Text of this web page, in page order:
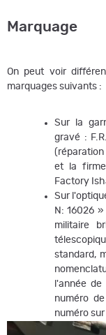
Marquage
On peut voir
marquages suivants :
Sur la
gravé :
(réparation
et la
Factory
Sur
N: 16026
militaire
standard,
l'année
numéro
numéro